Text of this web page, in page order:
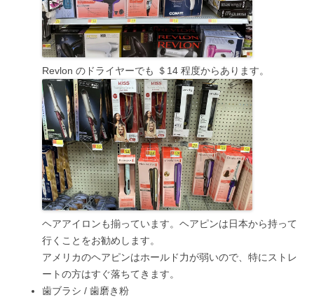
Revlon のドライヤーでも ＄14 程度からあります。
ヘアアイロンも揃っています。 ヘアピンは日本から持って
行くことをお勧めします。
アメリカのヘアピンはホールド力が弱いので、特にストレ
ートの方はすぐ落ちてきます。
歯ブラシ / 歯磨き粉